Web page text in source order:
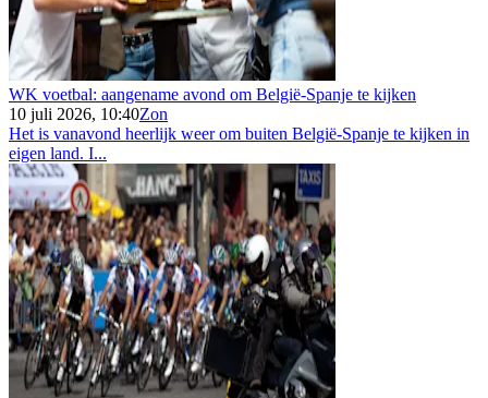
WK voetbal: aangename avond om België-Spanje te kijken
10 juli 2026, 10:40Zon
Het is vanavond heerlijk weer om buiten België-Spanje te kijken in
eigen land. I...